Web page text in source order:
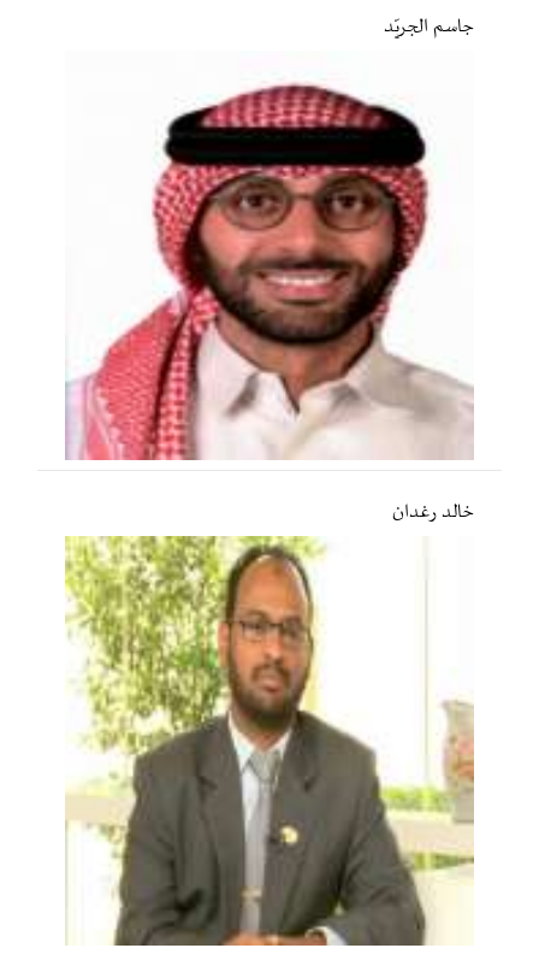
جاسم الجريّد
خالد رغدان